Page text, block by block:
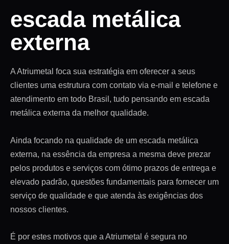
escada metálica
externa
A Atriumetal foca sua estratégia em oferecer a seus
clientes uma estrutura com contato via e-mail e telefone e
atendimento em todo Brasil, tudo pensando em escada
metálica externa da melhor qualidade.
Ainda focando na qualidade de um escada metálica
externa, na essência da empresa a mesma deve prezar
pelos produtos e serviços com ótimo prazos de entrega e
elevado padrão, questões fundamentais para fornecer um
serviço de qualidade e que atenda às exigências dos
nossos clientes.
É por estes motivos que a Atriumetal é segura no